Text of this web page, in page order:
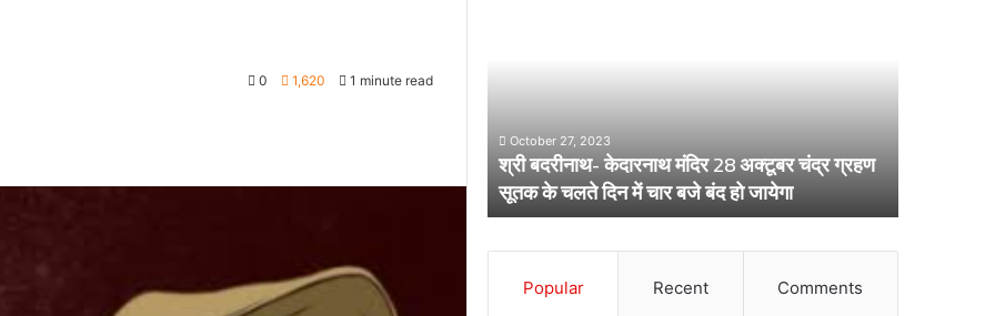
0 1,620 1 minute read
किया खुलासा
ग्रहण
सूतक
के
चलते
October 27, 2023
श्री बदरीनाथ- केदारनाथ मंदिर 28 अक्टूबर चंद्र ग्रहण
सूतक के चलते दिन में चार बजे बंद हो जायेगा
Popular Recent Comments